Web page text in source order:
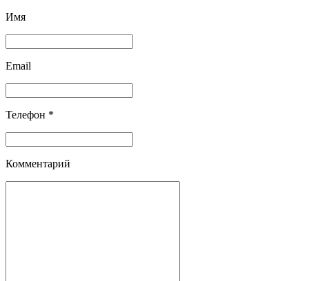
Имя
Email
Телефон *
Комментарий